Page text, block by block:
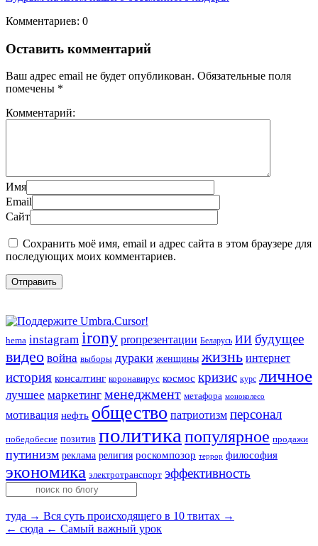
Комментариев: 0
Оставить комментарий
Ваш адрес email не будет опубликован. Обязательные поля
помечены *
Комментарий:
Имя
Email
Сайт
Сохранить моё имя, email и адрес сайта в этом браузере для
последующих моих комментариев.
hema instagram irony proпрезентации Беларусь ИИ будущее
видео война выборы дураки женщины жизнь интернет
история консалтинг коронавирус космос кризис курс личное
лучшее маркетинг менеджмент метафора моноколесо
мотивация нефть общество патриотизм персонал
победобесие позитив политика популярное продажи
путинизм реклама религия роскомпозор террор философия
экономика электротранспорт эффективность
туда → Вся суть происходящего в 10 твитах →
← сюда ← Самый важный урок